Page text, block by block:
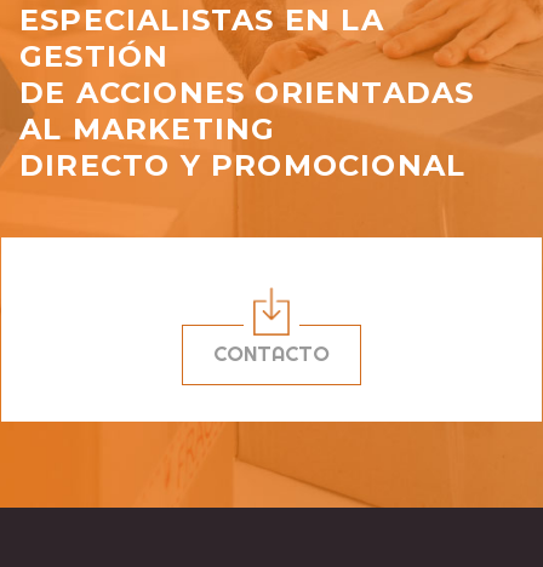
ESPECIALISTAS EN LA
GESTIÓN
DE ACCIONES ORIENTADAS
AL MARKETING
DIRECTO Y PROMOCIONAL
CONTACTO